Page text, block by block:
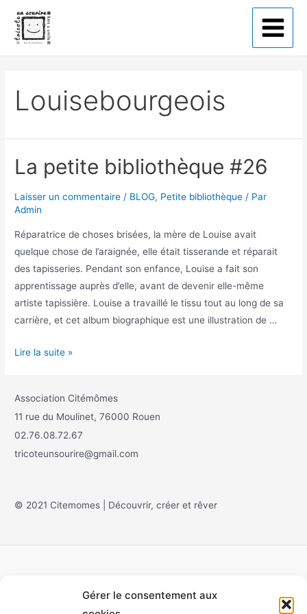
Gérer le consentement aux
Louisebourgeois
La petite bibliothèque #26
Laisser un commentaire / BLOG, Petite bibliothèque / Par
Admin
Réparatrice de choses brisées, la mère de Louise avait
quelque chose de l’araignée, elle était tisserande et réparait
des tapisseries. Pendant son enfance, Louise a fait son
apprentissage auprès d’elle, avant de devenir elle-même
artiste tapissière. Louise a travaillé le tissu tout au long de sa
carrière, et cet album biographique est une illustration de …
Lire la suite »
Association Citémômes
11 rue du Moulinet, 76000 Rouen
02.76.08.72.67
tricoteunsourire@gmail.com
© 2021 Citemomes | Découvrir, créer et rêver